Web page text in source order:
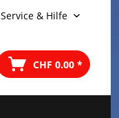
Service & Hilfe
CHF 0.00 *